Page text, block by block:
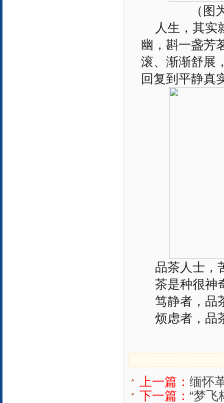
（
人生，其实
幽，斟一盏芳
滚、渐渐舒展
回复到平静真
品茶人士，
茶是种很神
笃静者，品
烦虑者，品
上一篇： 缅怀
下一篇： “梦飞